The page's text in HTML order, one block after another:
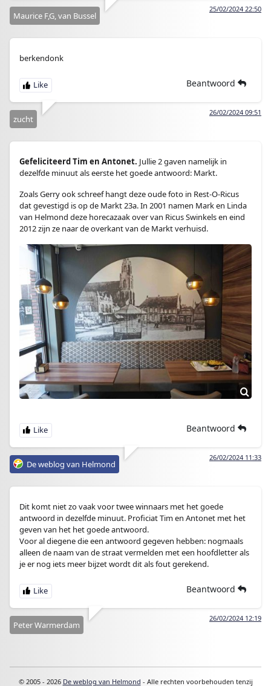
25/02/2024 22:50
Maurice F,G, van Bussel
berkendonk
Beantwoord
26/02/2024 09:51
zucht
Gefeliciteerd Tim en Antonet. Jullie 2 gaven namelijk in
dezelfde minuut als eerste het goede antwoord: Markt.
Zoals Gerry ook schreef hangt deze oude foto in Rest-O-Ricus
dat gevestigd is op de Markt 23a. In 2001 namen Mark en Linda
van Helmond deze horecazaak over van Ricus Swinkels en eind
2012 zijn ze naar de overkant van de Markt verhuisd.
Beantwoord
26/02/2024 11:33
De weblog van Helmond
Dit komt niet zo vaak voor twee winnaars met het goede
antwoord in dezelfde minuut. Proficiat Tim en Antonet met het
geven van het het goede antwoord.
Voor al diegene die een antwoord gegeven hebben: nogmaals
alleen de naam van de straat vermelden met een hoofdletter als
je er nog iets meer bijzet wordt dit als fout gerekend.
Beantwoord
26/02/2024 12:19
Peter Warmerdam
© 2005 - 2026 De weblog van Helmond - Alle rechten voorbehouden tenzij